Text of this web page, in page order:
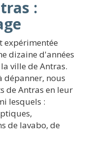
:
expérimentée
dizaine d'années
ville de Antras.
dépanner, nous
de Antras en leur
lesquels :
de lavabo, de